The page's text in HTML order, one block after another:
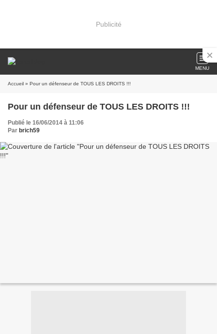
Publicité
MENU
Accueil » Pour un défenseur de TOUS LES DROITS !!!
Pour un défenseur de TOUS LES DROITS !!!
Publié le 16/06/2014 à 11:06
Par brich59